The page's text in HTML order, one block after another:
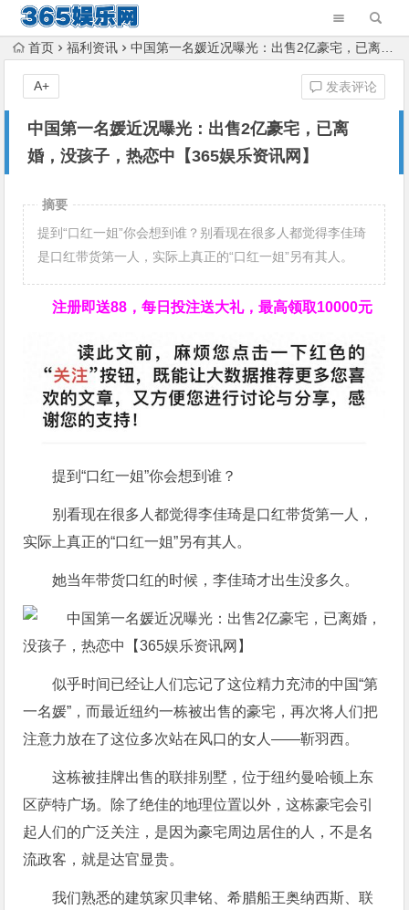
首页 福利资讯 中国第一名媛近况曝光：出售2亿豪宅，已离婚，没孩子，热恋中【365娱乐资讯网】
中国第一名媛近况曝光：出售2亿豪宅，已离
婚，没孩子，热恋中【365娱乐资讯网】
发表评论
A+
摘要
提到“口红一姐”你会想到谁？别看现在很多人都觉得李佳琦
是口红带货第一人，实际上真正的“口红一姐”另有其人。
注册即送88，每日投注送大礼，最高领取10000元
提到“口红一姐”你会想到谁？
别看现在很多人都觉得李佳琦是口红带货第一人，
实际上真正的“口红一姐”另有其人。
她当年带货口红的时候，李佳琦才出生没多久。
似乎时间已经让人们忘记了这位精力充沛的中国“第
一名媛”，而最近纽约一栋被出售的豪宅，再次将人们把
注意力放在了这位多次站在风口的女人——靳羽西。
这栋被挂牌出售的联排别墅，位于纽约曼哈顿上东
区萨特广场。除了绝佳的地理位置以外，这栋豪宅会引
起人们的广泛关注，是因为豪宅周边居住的人，不是名
流政客，就是达官显贵。
我们熟悉的建筑家贝聿铭、希腊船王奥纳西斯、联